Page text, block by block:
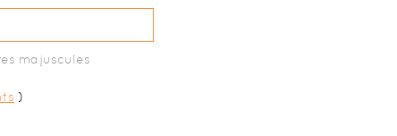
majuscules
)